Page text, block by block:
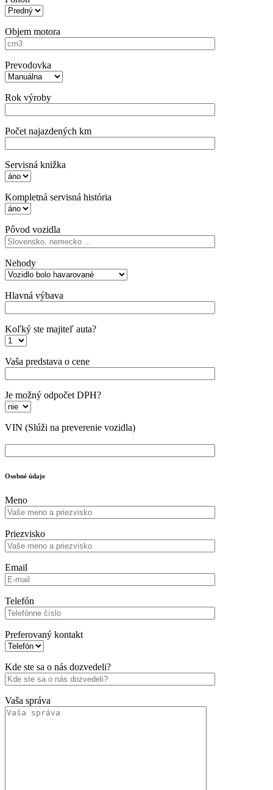
Objem motora
Prevodovka
Rok výroby
Počet najazdených km
Servisná knižka
Kompletná servisná história
Pôvod vozidla
Nehody
Hlavná výbava
Koľký ste majiteľ auta?
Vaša predstava o cene
Je možný odpočet DPH?
VIN (Slúži na preverenie vozidla)
Osobné údaje
Meno
Priezvisko
Email
Telefón
Preferovaný kontakt
Kde ste sa o nás dozvedeli?
Vaša správa